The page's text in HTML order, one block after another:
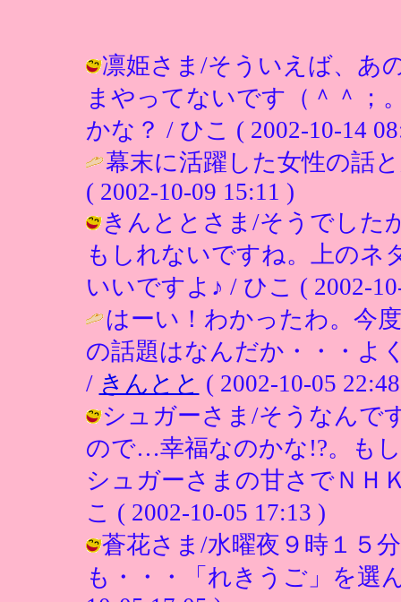
凛姫さま/そういえば、あ
まやってないです（＾＾；
かな？ / ひこ ( 2002-10-14
幕末に活躍した女性の話
( 2002-10-09 15:11 )
きんととさま/そうでした
もしれないですね。上のネ
いいですよ♪ / ひこ ( 2002-
はーい！わかったわ。今
の話題はなんだか・・・よ
/ きんとと ( 2002-10-05
シュガーさま/そうなんで
ので…幸福なのかな!?。も
シュガーさまの甘さでＮＨ
こ ( 2002-10-05 17:13 )
蒼花さま/水曜夜９時１５
も・・・「れきうご」を選